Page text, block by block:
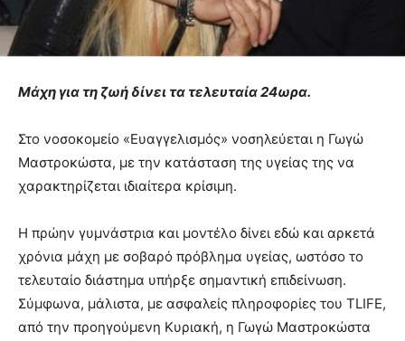
Μάχη για τη ζωή δίνει τα τελευταία 24ωρα.
Στο νοσοκομείο «Ευαγγελισμός» νοσηλεύεται η Γωγώ
Μαστροκώστα, με την κατάσταση της υγείας της να
χαρακτηρίζεται ιδιαίτερα κρίσιμη.
Η πρώην γυμνάστρια και μοντέλο δίνει εδώ και αρκετά
χρόνια μάχη με σοβαρό πρόβλημα υγείας, ωστόσο το
τελευταίο διάστημα υπήρξε σημαντική επιδείνωση.
Σύμφωνα, μάλιστα, με ασφαλείς πληροφορίες του TLIFE,
από την προηγούμενη Κυριακή, η Γωγώ Μαστροκώστα